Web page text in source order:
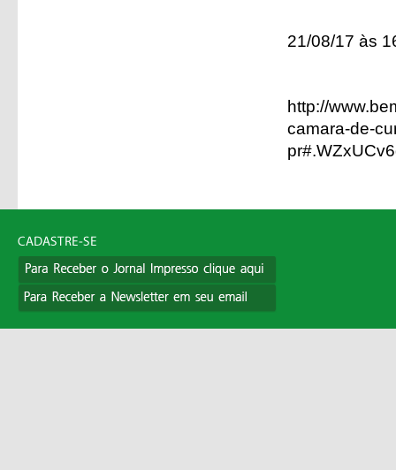
21/08/17 às
http://
camara-de-